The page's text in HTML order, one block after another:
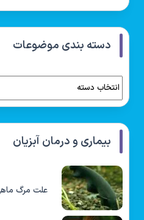
دسته بندی موضوعات
بیماری و درمان آبزیان
علت مرگ